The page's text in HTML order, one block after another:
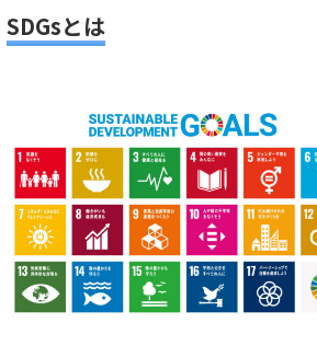
SDGsとは